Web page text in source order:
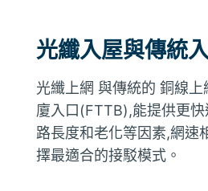
光纖入屋與傳統
光纖上網 與傳統的 銅線
廈入口(FTTB),能提供更
路長度和老化等因素,網速
擇最適合的接駁模式。